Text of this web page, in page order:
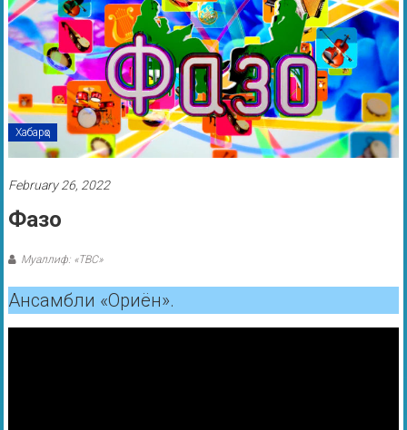
Хабарҳо
February 26, 2022
Фазо
Муаллиф: «ТВС»
Ансамбли «Ориён».